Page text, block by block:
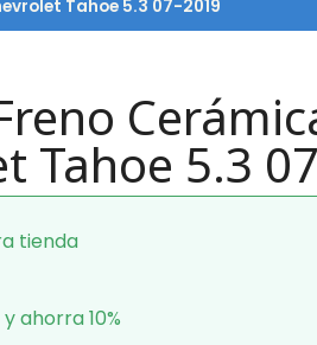
Tahoe 5.3 07-2019
Tahoe 5.3
tienda
ahorra 10%